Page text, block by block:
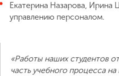
Екатерина Назарова, Ирина
управлению персоналом.
«Работы наших студентов
часть учебного процесса